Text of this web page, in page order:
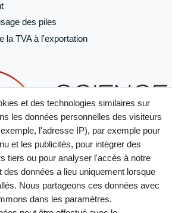
des piles
la TVA à l'exportation
et des technologies similaires sur
les données personnelles des visiteurs
l'adresse IP), par exemple pour
et les publicités, pour intégrer des
tiers ou pour analyser l'accès à notre
des données a lieu uniquement lorsque
Nous partageons ces données avec
dans les paramètres.